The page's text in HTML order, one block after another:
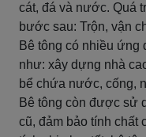
cát, đá và nước. Quá
bước sau: Trộn, vận
Bê tông có nhiều ứng
như: xây dựng nhà
bể chứa nước, cống,
Bê tông còn được sử
cũ, đảm bảo tính chất